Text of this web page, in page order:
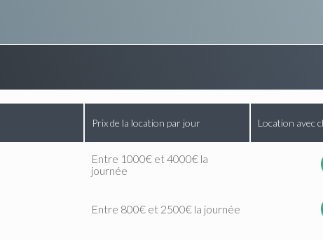
Prix de la location par jour Location avec
Entre 1000€ et 4000€ la
journée
Entre 800€ et 2500€ la journée